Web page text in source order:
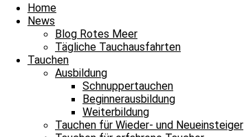
Home
News
Blog Rotes Meer
Tägliche Tauchausfahrten
Tauchen
Ausbildung
Schnuppertauchen
Beginnerausbildung
Weiterbildung
Tauchen für Wieder- und Neueinsteiger